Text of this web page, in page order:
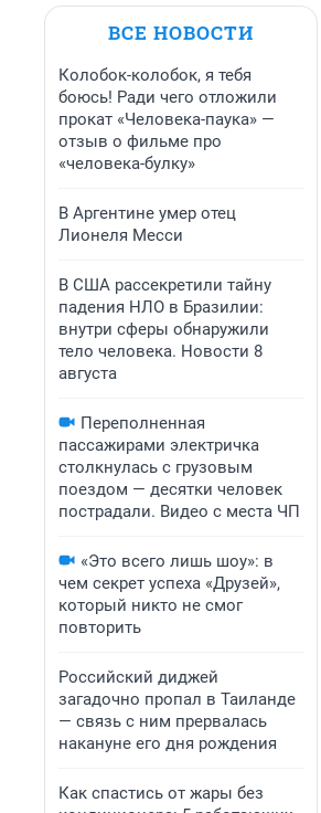
ВСЕ НОВОСТИ
Колобок-колобок, я тебя
боюсь! Ради чего отложили
прокат «Человека-паука» —
отзыв о фильме про
«человека-булку»
В Аргентине умер отец
Лионеля Месси
В США рассекретили тайну
падения НЛО в Бразилии:
внутри сферы обнаружили
тело человека. Новости 8
августа
Переполненная
пассажирами электричка
столкнулась с грузовым
поездом — десятки человек
пострадали. Видео с места ЧП
«Это всего лишь шоу»: в
чем секрет успеха «Друзей»,
который никто не смог
повторить
Российский диджей
загадочно пропал в Таиланде
— связь с ним прервалась
накануне его дня рождения
Как спастись от жары без